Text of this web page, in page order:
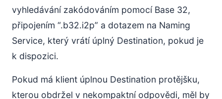
vyhledávání zakódováním pomocí Base 32,
připojením “.b32.i2p” a dotazem na Naming
Service, který vrátí úplný Destination, pokud je
k dispozici.
Pokud má klient úplnou Destination protějšku,
kterou obdržel v nekompaktní odpovědi, měl by